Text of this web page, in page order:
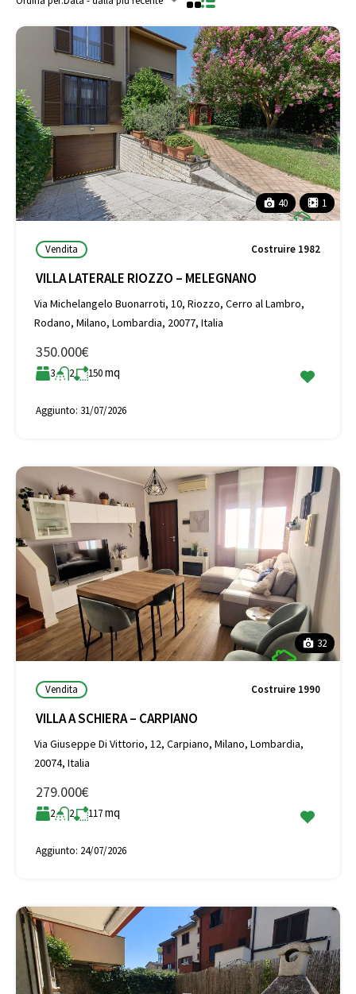
40 1
Vendita Costruire 1982
VILLA LATERALE RIOZZO – MELEGNANO
Via Michelangelo Buonarroti, 10, Riozzo, Cerro al Lambro,
Rodano, Milano, Lombardia, 20077, Italia
350.000€
3 2 150mq
Aggiunto: 31/07/2026
32
Vendita Costruire 1990
VILLA A SCHIERA – CARPIANO
Via Giuseppe Di Vittorio, 12, Carpiano, Milano, Lombardia,
20074, Italia
279.000€
2 2 117mq
Aggiunto: 24/07/2026